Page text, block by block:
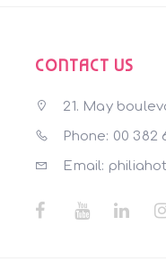
CONTACT US
21. May
Phone: 00 382
Email: